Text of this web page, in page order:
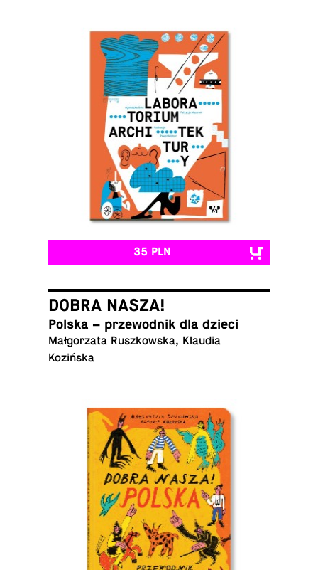
35 PLN
DOBRA NASZA!
Polska – prze­wod­nik dla dzieci
Mał­go­rza­ta Rusz­kow­ska, Klaudia
Kozińska